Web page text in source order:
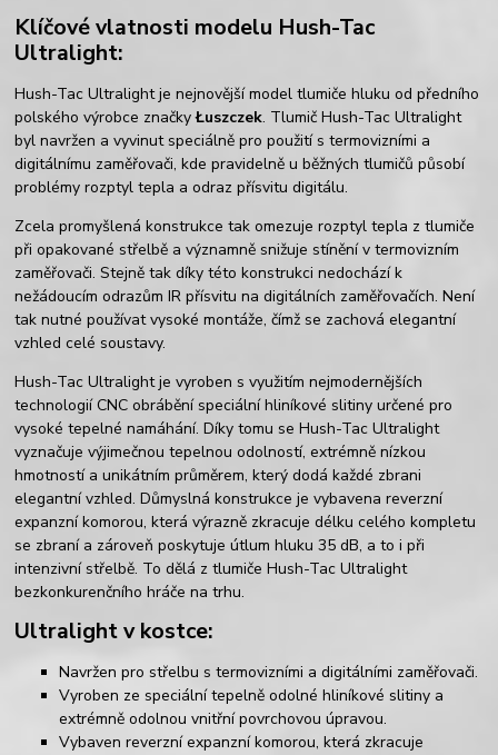
Klíčové vlatnosti modelu Hush-Tac
Ultralight:
Hush-Tac Ultralight je nejnovější model tlumiče hluku od předního
polského výrobce značkyŁuszczek. Tlumič Hush-Tac Ultralight
byl navržen a vyvinut speciálně pro použití s termovizními a
digitálnímu zaměřovači, kde pravidelně u běžných tlumičů působí
problémy rozptyl tepla a odraz přísvitu digitálu.
Zcela promyšlená konstrukce tak omezuje rozptyl tepla z tlumiče
při opakované střelbě a významně snižuje stínění v termovizním
zaměřovači. Stejně tak díky této konstrukci nedochází k
nežádoucím odrazům IR přísvitu na digitálních zaměřovačích. Není
tak nutné používat vysoké montáže, čímž se zachová elegantní
vzhled celé soustavy.
Hush-Tac Ultralight je vyroben s využitím nejmodernějších
technologií CNC obrábění speciální hliníkové slitiny určené pro
vysoké tepelné namáhání. Díky tomu se Hush-Tac Ultralight
vyznačuje výjimečnou tepelnou odolností, extrémně nízkou
hmotností a unikátním průměrem, který dodá každé zbrani
elegantní vzhled. Důmyslná konstrukce je vybavena reverzní
expanzní komorou, která výrazně zkracuje délku celého kompletu
se zbraní a zároveň poskytuje útlum hluku 35 dB, a to i při
intenzivní střelbě. To dělá z tlumiče Hush-Tac Ultralight
bezkonkurenčního hráče na trhu.
Ultralight v kostce:
Navržen pro střelbu s termovizními a digitálními zaměřovači.
Vyroben ze speciální tepelně odolné hliníkové slitiny a
extrémně odolnou vnitřní povrchovou úpravou.
Vybaven reverzní expanzní komorou, která zkracuje